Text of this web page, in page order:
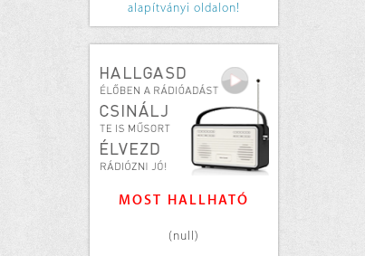
alapítványi oldalon!
MOST HALLHATÓ
(null)